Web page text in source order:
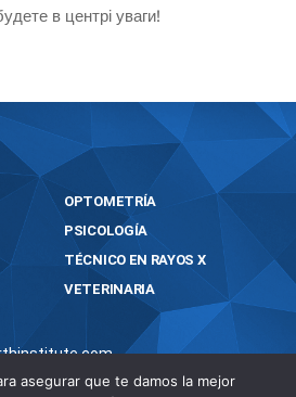
в центрі уваги!
OPTOMETRÍA
PSICOLOGÍA
TÉCNICO EN RAYOS X
VETERINARIA
INSTITUTE
asegurar que te damos la mejor